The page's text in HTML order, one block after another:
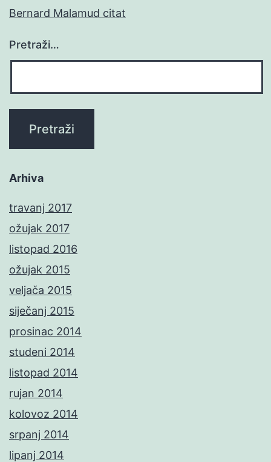
Bernard Malamud citat
Pretraži…
Arhiva
travanj 2017
ožujak 2017
listopad 2016
ožujak 2015
veljača 2015
siječanj 2015
prosinac 2014
studeni 2014
listopad 2014
rujan 2014
kolovoz 2014
srpanj 2014
lipanj 2014